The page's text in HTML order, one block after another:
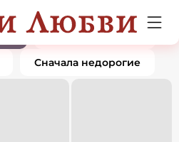
0 товаров
Сначала дорогие
Сначала недорогие